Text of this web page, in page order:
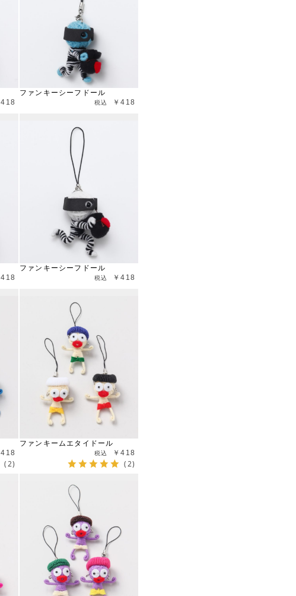
418
ファンキーシーフドール
￥418
418
ファンキーシーフドール
￥418
418
(2)
ファンキームエタイドール
￥418
(2)